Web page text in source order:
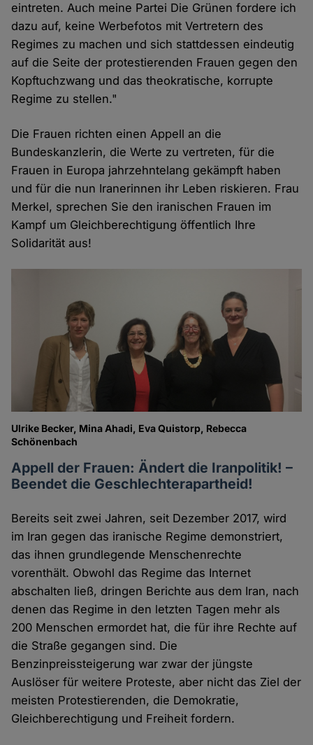
eintreten. Auch meine Partei Die Grünen fordere ich
dazu auf, keine Werbefotos mit Vertretern des
Regimes zu machen und sich stattdessen eindeutig
auf die Seite der protestierenden Frauen gegen den
Kopftuchzwang und das theokratische, korrupte
Regime zu stellen."
Die Frauen richten einen Appell an die
Bundeskanzlerin, die Werte zu vertreten, für die
Frauen in Europa jahrzehntelang gekämpft haben
und für die nun Iranerinnen ihr Leben riskieren. Frau
Merkel, sprechen Sie den iranischen Frauen im
Kampf um Gleichberechtigung öffentlich Ihre
Solidarität aus!
Ulrike Becker, Mina Ahadi, Eva Quistorp, Rebecca
Schönenbach
Appell der Frauen: Ändert die Iranpolitik! –
Beendet die Geschlechterapartheid!
Bereits seit zwei Jahren, seit Dezember 2017, wird
im Iran gegen das iranische Regime demonstriert,
das ihnen grundlegende Menschenrechte
vorenthält. Obwohl das Regime das Internet
abschalten ließ, dringen Berichte aus dem Iran, nach
denen das Regime in den letzten Tagen mehr als
200 Menschen ermordet hat, die für ihre Rechte auf
die Straße gegangen sind. Die
Benzinpreissteigerung war zwar der jüngste
Auslöser für weitere Proteste, aber nicht das Ziel der
meisten Protestierenden, die Demokratie,
Gleichberechtigung und Freiheit fordern.